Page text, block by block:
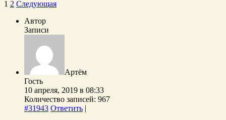
1 2 Следующая
Автор
Записи
Артём
Гость
10 апреля, 2019 в 08:33
Количество записей: 967
#31943 Ответить |